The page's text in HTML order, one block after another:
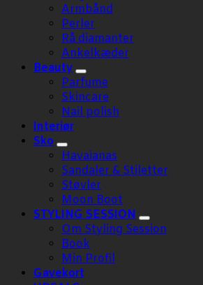
Armbånd
Perler
Rå diamanter
Ankelkæder
Beauty
Parfume
Skincare
Nail polish
Interiør
Sko
Havaianas
Sandaler & Stiletter
Støvler
Moon Boot
STYLING SESSION
Om Styling Session
Book
Min Profil
Gavekort